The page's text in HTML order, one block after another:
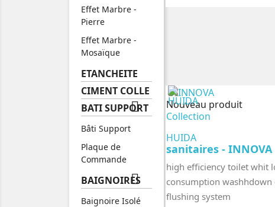
Effet Marbre -
Pierre
Effet Marbre -
Mosaïque
ETANCHEITE
CIMENT COLLE
BATI SUPPORT

Bâti Support
Plaque de
Commande
BAIGNOIRES

Baignoire Isolé
Nouveau produit
Collection
HUIDA
sanitaires - INNOVA
high efficiency toilet whit
consumption washhdown
flushing system